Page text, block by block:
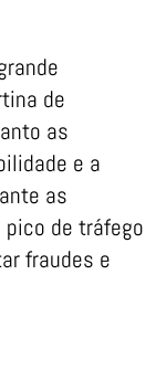
de
as
e a
as
de tráfego
fraudes e